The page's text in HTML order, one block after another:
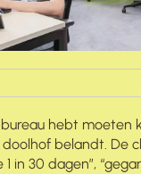
hebt moeten
belandt. De
in 30 dagen”,